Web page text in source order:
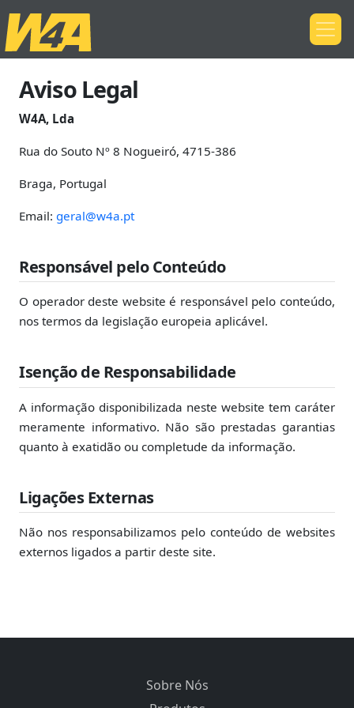
Aviso Legal
W4A, Lda
Rua do Souto Nº 8 Nogueiró, 4715-386
Braga, Portugal
Email: geral@w4a.pt
Responsável pelo Conteúdo
O operador deste website é responsável pelo conteúdo,
nos termos da legislação europeia aplicável.
Isenção de Responsabilidade
A informação disponibilizada neste website tem caráter
meramente informativo. Não são prestadas garantias
quanto à exatidão ou completude da informação.
Ligações Externas
Não nos responsabilizamos pelo conteúdo de websites
externos ligados a partir deste site.
Sobre Nós